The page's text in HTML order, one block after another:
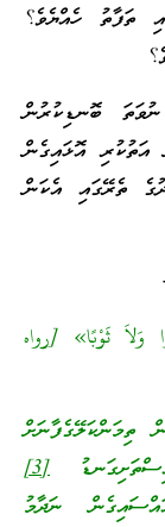
ތަފާތު ހެއްޔެވެ؟
ބޮނޑިކުރުން
އޮޅައިގެން
ތެރޭގައި އެކަން
ثَوْبًا» [رواه
ތިމަންކަލޭގެފާނަށް
[3]
ނަދާމު